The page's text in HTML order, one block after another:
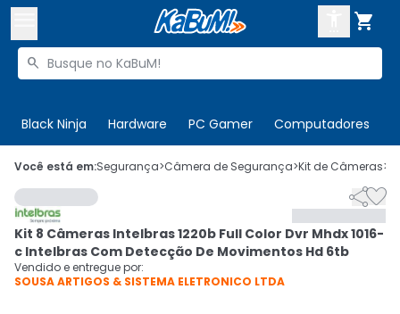

Buscar produtos

Black Ninja Hardware PC Gamer Computadores
 Olá. Acesse sua conta
 Departamentos
Cupons
Mais Vendidos
CADASTRE-SE
Você está em:Segurança>Câmera de Segurança>Kit de Câmeras>

Kit 8 Câmeras Intelbras 1220b Full Color Dvr Mhdx 1016-
c Intelbras Com Detecção De Movimentos Hd 6tb
Vendido e entregue por:
SOUSA ARTIGOS & SISTEMA ELETRONICO LTDA